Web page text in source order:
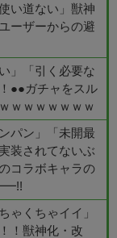
い道ない」獣神
ーザーからの避
」「引く必要な
●●ガチャをスル
ｗｗｗｗｗｗｗ
パン」「未開最
装されてないぶ
コラボキャラの
ゃくちゃイイ」
！獣神化・改